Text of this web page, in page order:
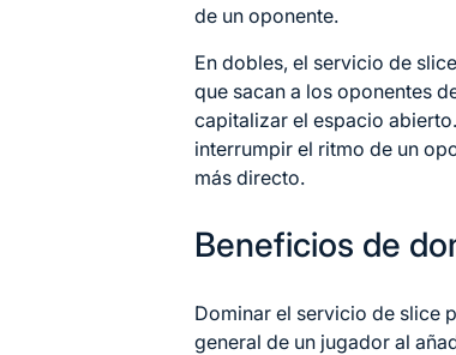
de un oponente.
En dobles, el servicio de
que sacan a los oponentes
capitalizar el espacio
interrumpir el ritmo de un
más directo.
Beneficios de
Dominar el servicio de slice
general de un jugador al